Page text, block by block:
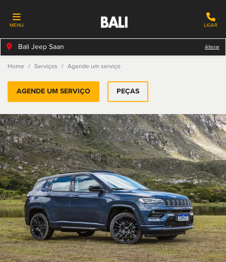
MENU LIGAR
Bali Jeep Saan Alterar
Home Serviços Agende um serviço
AGENDE UM SERVIÇO PEÇAS